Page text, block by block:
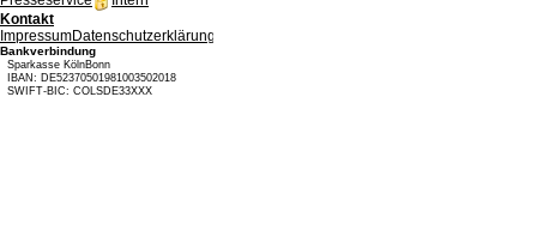
Kontakt
ImpressumDatenschutzerklärung
Bankverbindung
Sparkasse KölnBonn
IBAN: DE52370501981003502018
SWIFT-BIC: COLSDE33XXX